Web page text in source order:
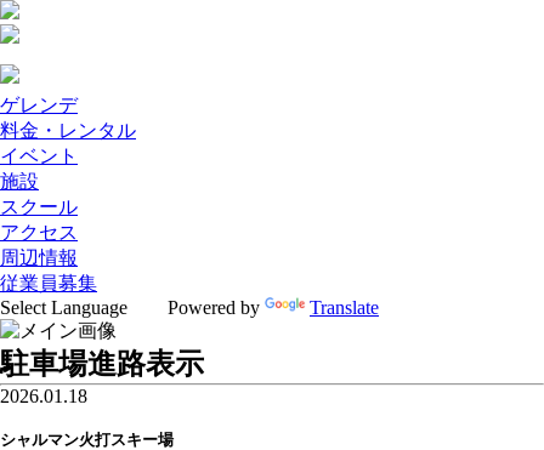
ゲレンデ
料金・レンタル
イベント
施設
スクール
アクセス
周辺情報
従業員募集
Powered by
Translate
駐車場進路表示
2026.01.18
シャルマン火打スキー場